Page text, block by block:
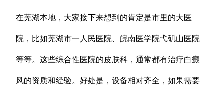
在芜湖本地，大家接下来想到的肯定是市里的大医
院，比如芜湖市一人民医院、皖南医学院弋矶山医院
等等。这些综合性医院的皮肤科，通常都有治疗白癜
风的资质和经验。好处是，设备相对齐全，如果需要